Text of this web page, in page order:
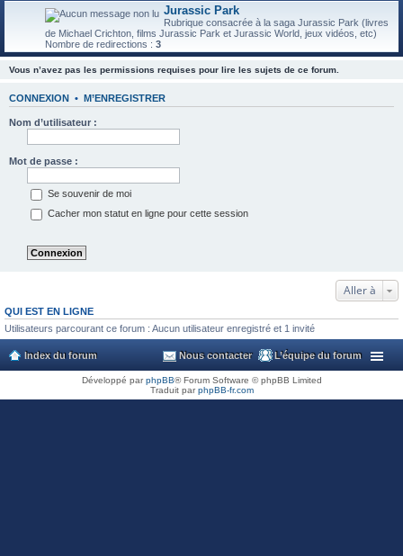
Jurassic Park
Rubrique consacrée à la saga Jurassic Park (livres
de Michael Crichton, films Jurassic Park et Jurassic World, jeux vidéos, etc)
Nombre de redirections : 3
Vous n’avez pas les permissions requises pour lire les sujets de ce forum.
CONNEXION • M’ENREGISTRER
Nom d’utilisateur :
Mot de passe :
Se souvenir de moi
Cacher mon statut en ligne pour cette session
Aller à
QUI EST EN LIGNE
Utilisateurs parcourant ce forum : Aucun utilisateur enregistré et 1 invité
Index du forum L’équipe du forum
Nous contacter
Développé parphpBB® Forum Software © phpBB Limited
Traduit parphpBB-fr.com